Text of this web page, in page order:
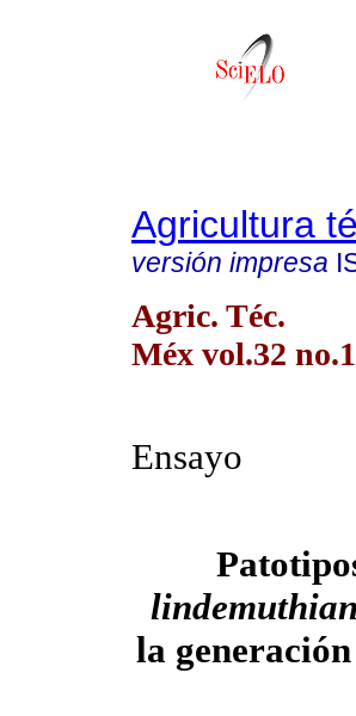
Agricultura
versión impresa
Agric. Téc.
Méx vol.32
Ensayo
la